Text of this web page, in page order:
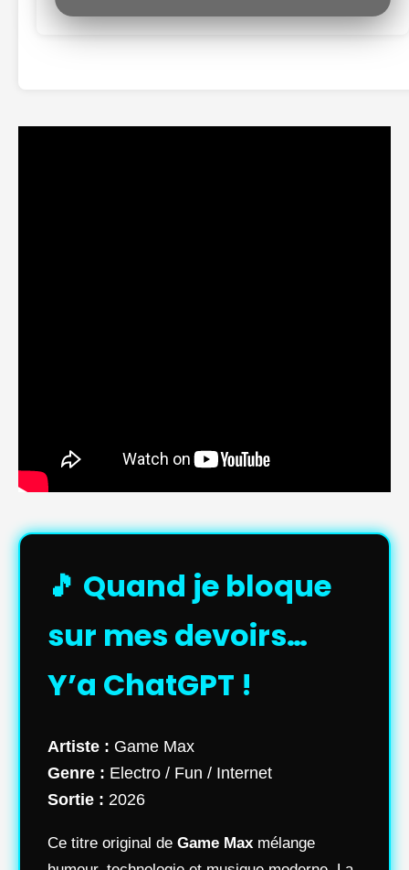
🎵 Quand je bloque
sur mes devoirs…
Y’a ChatGPT !
Artiste : Game Max
Genre : Electro / Fun / Internet
Sortie : 2026
Ce titre original de Game Max mélange